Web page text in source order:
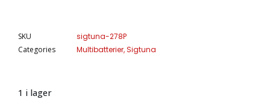
SKU
sigtuna-278P
Categories
Multibatterier,Sigtuna
1 i lager